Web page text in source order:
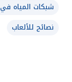
شبكات المياه
نصائح للألعاب